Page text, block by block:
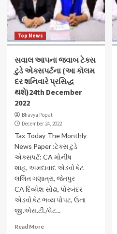
Top News
સવાલ આપના જવાબ ટેક્સ
ટુડે એક્સપર્ટના (આ કૉલમ
દર શનિવારે પ્રસિદ્ધ
થશે)24th December
2022
Bhavya Popat
December 24, 2022
Tax Today-The Monthly
News Paper :ટેક્સ ટુડે
એક્સપર્ટ: CA મોનીષ
શાહ, અમદાવાદ એડવોકેટ
લલિત ગણાત્રા, જેતપુર
CA દિવ્યેશ સોઢા, પોરબંદર
એડવોકેટ ભવ્ય પોપટ, ઉના
જી.એસ.ટી./વેટ...
Read More